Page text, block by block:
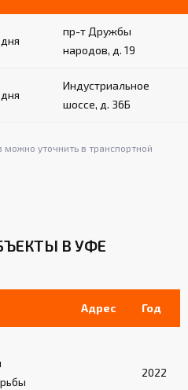
пр-т Дружбы
народов, д. 19
Индустриальное
шоссе, д. 36Б
уточнить в транспортной
В УФЕ
Адрес Год
2022